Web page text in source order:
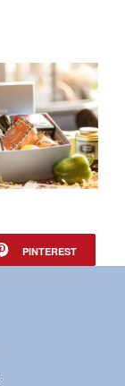
PINTEREST